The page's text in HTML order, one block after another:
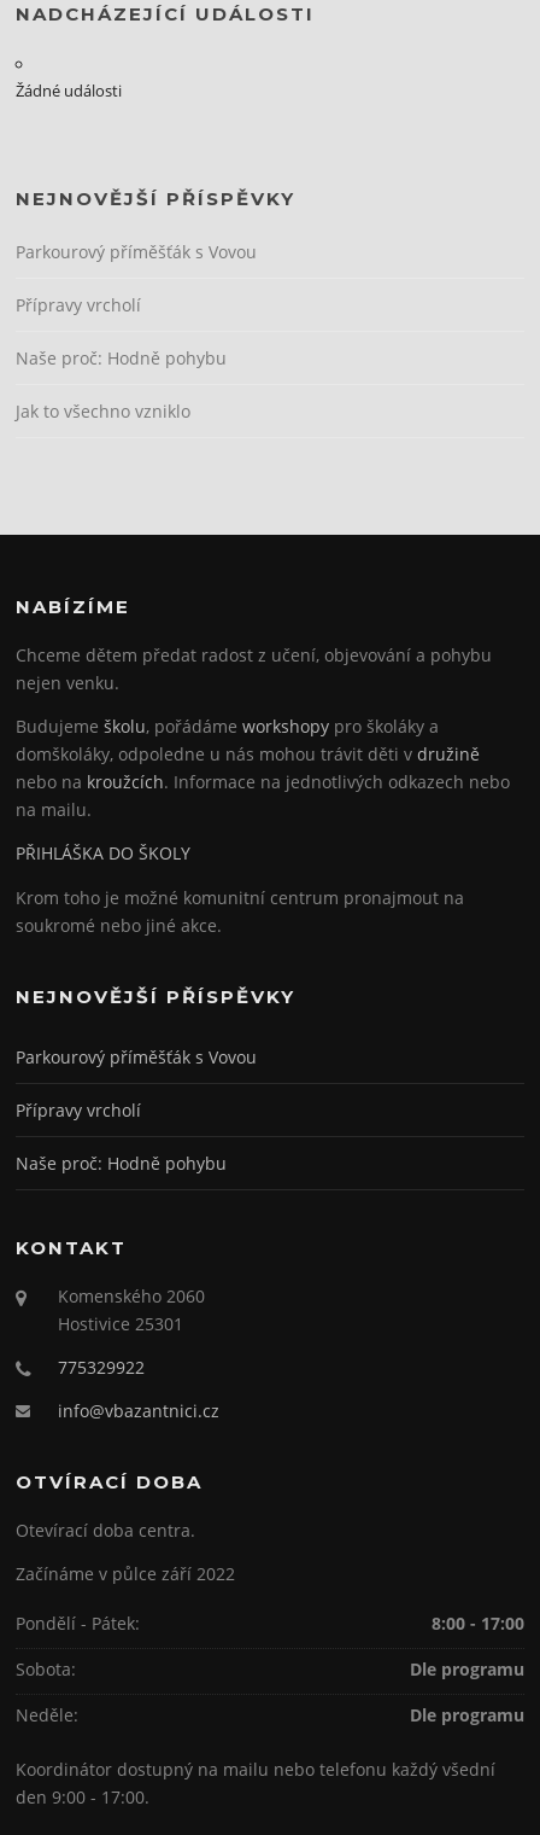
NADCHÁZEJÍCÍ UDÁLOSTI
Žádné události
NEJNOVĚJŠÍ PŘÍSPĚVKY
Parkourový příměšťák s Vovou
Přípravy vrcholí
Naše proč: Hodně pohybu
Jak to všechno vzniklo
NABÍZÍME
Chceme dětem předat radost z učení, objevování a pohybu
nejen venku.
Budujemeškolu, pořádámeworkshopy pro školáky a
domškoláky, odpoledne u nás mohou trávit děti vdružině
nebo na kroužcích. Informace na jednotlivých odkazech nebo
na mailu.
PŘIHLÁŠKA DO ŠKOLY
Krom toho je možné komunitní centrum pronajmout na
soukromé nebo jiné akce.
NEJNOVĚJŠÍ PŘÍSPĚVKY
Parkourový příměšťák s Vovou
Přípravy vrcholí
Naše proč: Hodně pohybu
KONTAKT
Komenského 2060
Hostivice 25301
775329922
info@vbazantnici.cz
OTVÍRACÍ DOBA
Otevírací doba centra.
Začínáme v půlce září 2022
Pondělí - Pátek:
8:00 - 17:00
Sobota:
Dle programu
Neděle:
Dle programu
Koordinátor dostupný na mailu nebo telefonu každý všední
den 9:00 - 17:00.